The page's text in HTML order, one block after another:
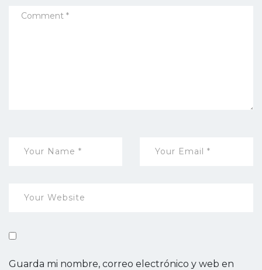
Guarda mi nombre, correo electrónico y web en